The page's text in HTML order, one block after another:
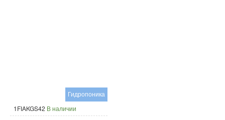
Гидропоника
1FIAKGS42 В наличии